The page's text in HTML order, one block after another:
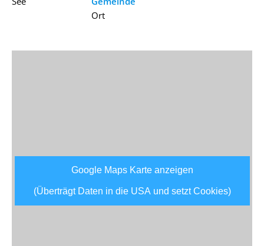
Ort
Google Maps Karte anzeigen
(Überträgt Daten in die USA und setzt Cookies)